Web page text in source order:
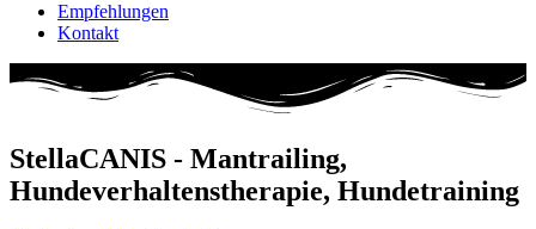
Empfehlungen
Kontakt
StellaCANIS - Mantrailing,
Hundeverhaltenstherapie, Hundetraining